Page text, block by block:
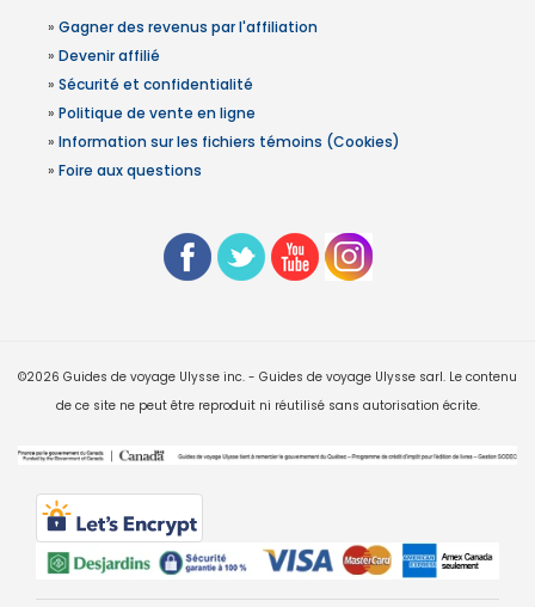
» Gagner des revenus par l'affiliation
» Devenir affilié
» Sécurité et confidentialité
» Politique de vente en ligne
» Information sur les fichiers témoins (Cookies)
» Foire aux questions
©2026 Guides de voyage Ulysse inc. - Guides de voyage Ulysse sarl. Le contenu
de ce site ne peut être reproduit ni réutilisé sans autorisation écrite.